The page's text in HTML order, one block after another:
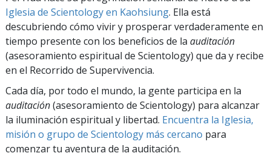
Iglesia de Scientology en Kaohsiung. Ella está
descubriendo cómo vivir y prosperar verdaderamente en
tiempo presente con los beneficios de la auditación
(asesoramiento espiritual de Scientology) que da y recibe
en el Recorrido de Supervivencia.
Cada día, por todo el mundo, la gente participa en la
auditación(asesoramiento de Scientology) para alcanzar
la iluminación espiritual y libertad. Encuentra la Iglesia,
misión o grupo de Scientology más cercano para
comenzar tu aventura de la auditación.